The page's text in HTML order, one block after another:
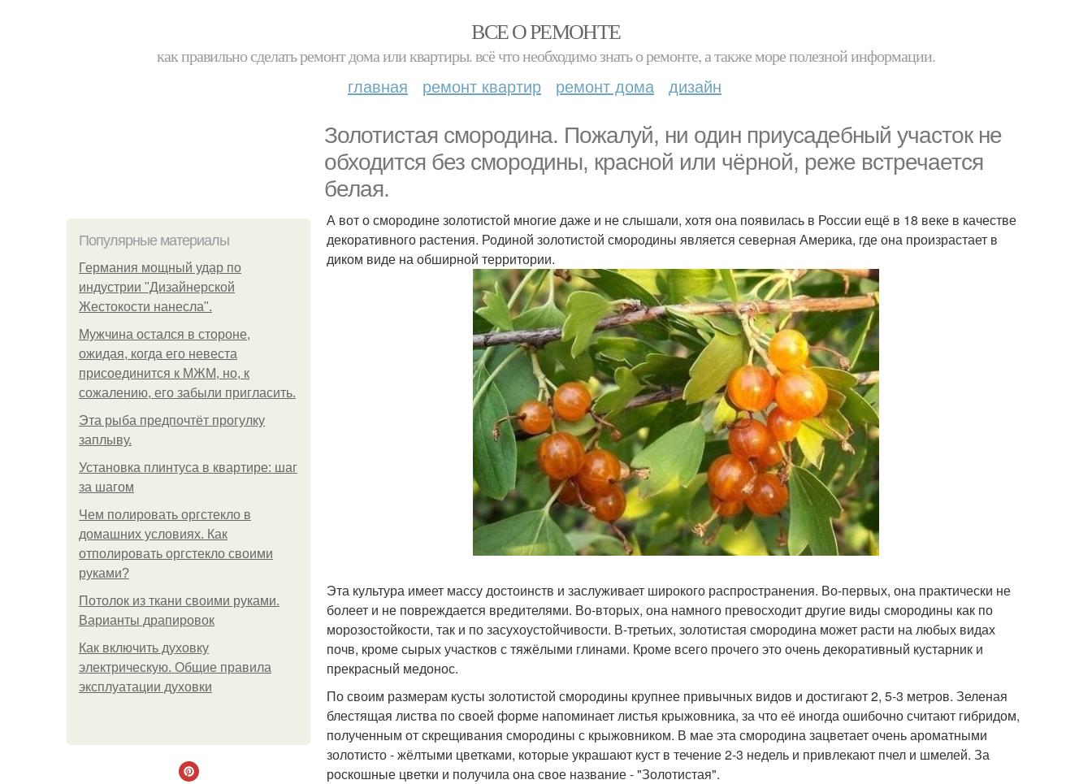
ВСЕ О РЕМОНТЕ
как правильно сделать ремонт дома или квартиры. всё что необходимо знать о ремонте, а также море полезной информации.
главная ремонт квартир ремонт дома дизайн
Золотистая смородина. Пожалуй, ни один приусадебный участок не
обходится без смородины, красной или чёрной, реже встречается
белая.
Популярные материалы
Германия мощный удар по
индустрии "Дизайнерской
Жестокости нанесла".
Мужчина остался в стороне,
ожидая, когда его невеста
присоединится к МЖМ, но, к
сожалению, его забыли пригласить.
Эта рыба предпочтёт прогулку
заплыву.
Установка плинтуса в квартире: шаг
за шагом
Чем полировать оргстекло в
домашних условиях. Как
отполировать оргстекло своими
руками?
Потолок из ткани своими руками.
Варианты драпировок
Как включить духовку
электрическую. Общие правила
эксплуатации духовки
А вот о смородине золотистой многие даже и не слышали, хотя она появилась в России ещё в 18 веке в качестве
декоративного растения. Родиной золотистой смородины является северная Америка, где она произрастает в
диком виде на обширной территории.
Эта культура имеет массу достоинств и заслуживает широкого распространения. Во-первых, она практически не
болеет и не повреждается вредителями. Во-вторых, она намного превосходит другие виды смородины как по
морозостойкости, так и по засухоустойчивости. В-третьих, золотистая смородина может расти на любых видах
почв, кроме сырых участков с тяжёлыми глинами. Кроме всего прочего это очень декоративный кустарник и
прекрасный медонос.
По своим размерам кусты золотистой смородины крупнее привычных видов и достигают 2, 5-3 метров. Зеленая
блестящая листва по своей форме напоминает листья крыжовника, за что её иногда ошибочно считают гибридом,
полученным от скрещивания смородины с крыжовником. В мае эта смородина зацветает очень ароматными
золотисто - жёлтыми цветками, которые украшают куст в течение 2-3 недель и привлекают пчел и шмелей. За
роскошные цветки и получила она свое название - "Золотистая".